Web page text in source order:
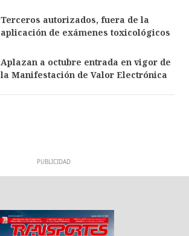
Terceros autorizados, fuera de la
aplicación de exámenes toxicológicos
Aplazan a octubre entrada en vigor de
la Manifestación de Valor Electrónica
PUBLICIDAD